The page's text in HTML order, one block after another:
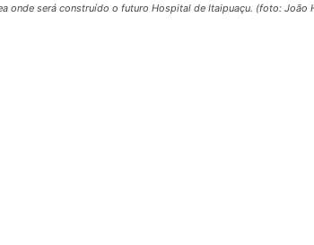
onde será construído o futuro Hospital de Itaipuaçu. (foto: João